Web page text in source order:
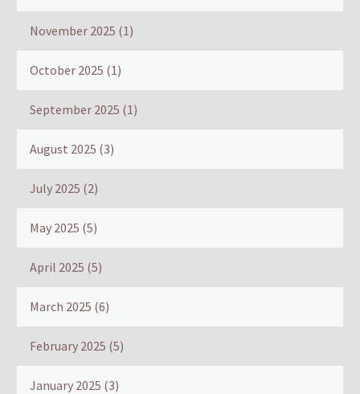
November 2025 (1)
October 2025 (1)
September 2025 (1)
August 2025 (3)
July 2025 (2)
May 2025 (5)
April 2025 (5)
March 2025 (6)
February 2025 (5)
January 2025 (3)